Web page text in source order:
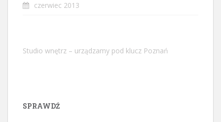
czerwiec 2013
Studio wnętrz – urządzamy pod klucz Poznań
SPRAWDŹ